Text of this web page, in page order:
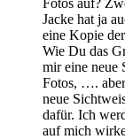
Jacke hat ja
eine Kopie
Wie Du das
mir eine neue
Fotos, …. aber
neue
dafür. Ich
auf mich